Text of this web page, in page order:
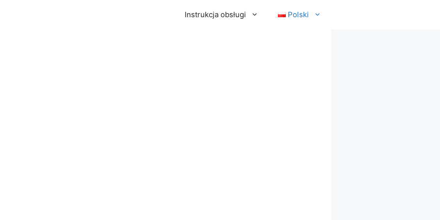
Instrukcja obsługi Polski